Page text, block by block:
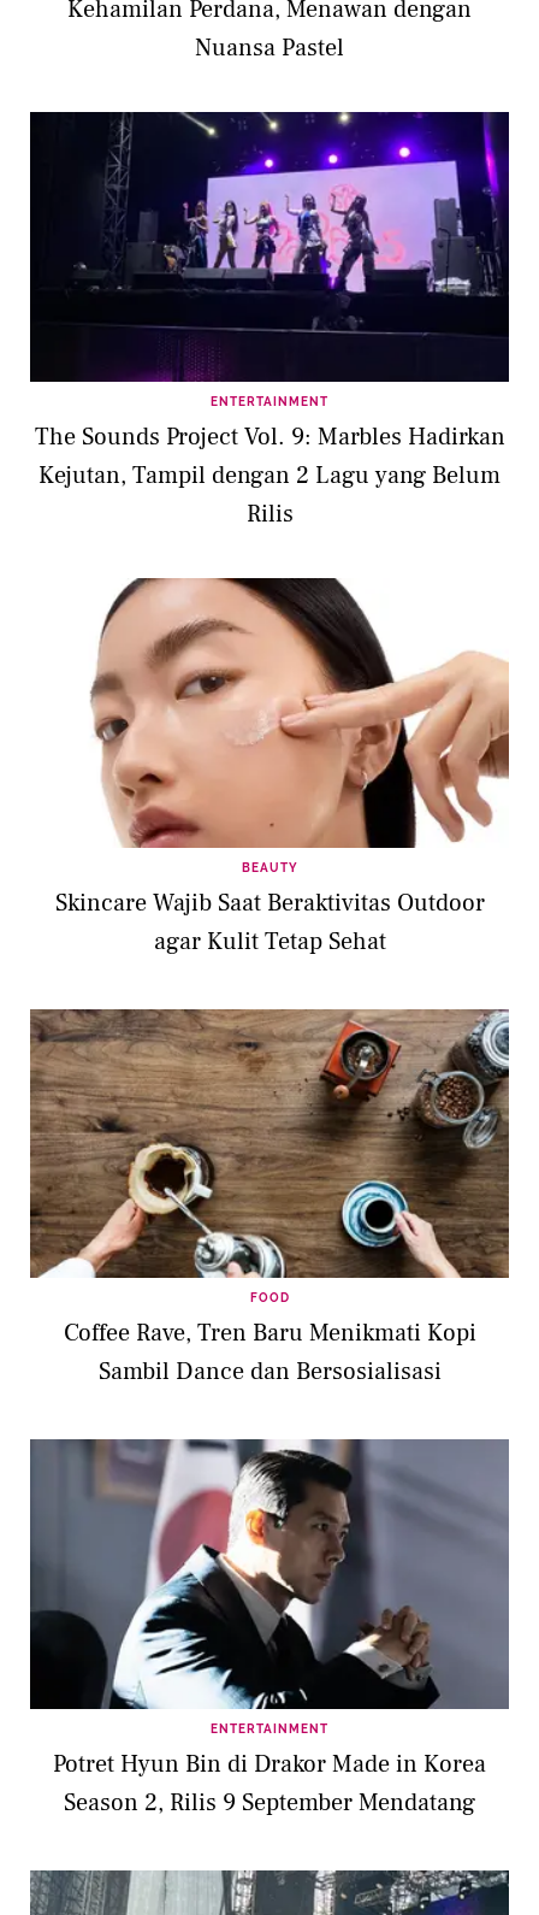
Kehamilan Perdana, Menawan dengan
Nuansa Pastel
ENTERTAINMENT
The Sounds Project Vol. 9: Marbles Hadirkan
Kejutan, Tampil dengan 2 Lagu yang Belum
Rilis
BEAUTY
Skincare Wajib Saat Beraktivitas Outdoor
agar Kulit Tetap Sehat
FOOD
Coffee Rave, Tren Baru Menikmati Kopi
Sambil Dance dan Bersosialisasi
ENTERTAINMENT
Potret Hyun Bin di Drakor Made in Korea
Season 2, Rilis 9 September Mendatang